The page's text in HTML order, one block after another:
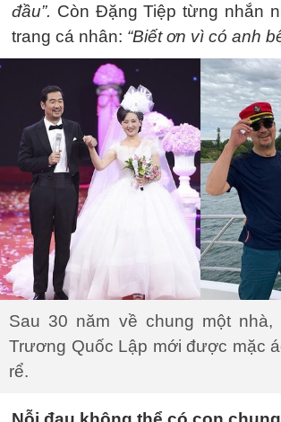
đầu”. Còn Đặng Tiệp từng nhắn
trang cá nhân: “Biết ơn vì có anh
Sau 30 năm về chung một
Trương Quốc Lập mới được mặc
rể.